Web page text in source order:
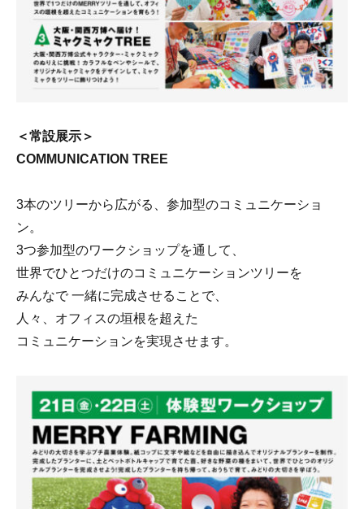
＜常設展示＞
COMMUNICATION TREE
3本のツリーから広がる、参加型のコミュニケーショ
ン。
3つ参加型のワークショップを通して、
世界でひとつだけのコミュニケーションツリーを
みんなで 一緒に完成させることで、
人々、オフィスの垣根を超えた
コミュニケーションを実現させます。